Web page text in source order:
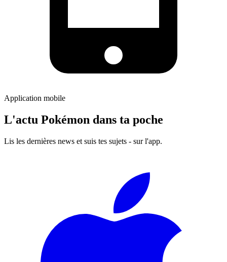
Application mobile
L'actu Pokémon dans ta poche
Lis les dernières news et suis tes sujets - sur l'app.